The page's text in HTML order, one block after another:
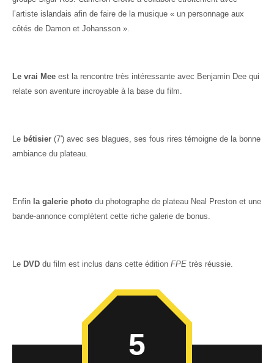
l’artiste islandais afin de faire de la musique « un personnage aux
côtés de Damon et Johansson ».
Le vrai Mee est la rencontre très intéressante avec Benjamin Dee qui
relate son aventure incroyable à la base du film.
Le bétisier (7′) avec ses blagues, ses fous rires témoigne de la bonne
ambiance du plateau.
Enfin la galerie photo du photographe de plateau Neal Preston et une
bande-annonce complètent cette riche galerie de bonus.
Le DVD du film est inclus dans cette édition FPE très réussie.
5